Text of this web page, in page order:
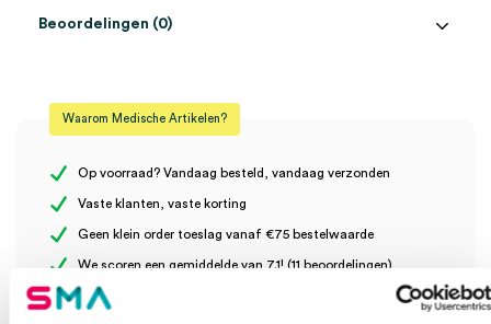
Steriel onsteriel
Beoordelingen (0)
Er zijn nog geen beoordelingen.
beoordelen
Je moet
ingelogd zijn
Waarom Medische Artikelen?
Op voorraad? Vandaag besteld, vandaag verzonden
Vaste klanten, vaste korting
Geen klein order toeslag vanaf €75 bestelwaarde
We scoren een gemiddelde van 7.1! (11 beoordelingen)